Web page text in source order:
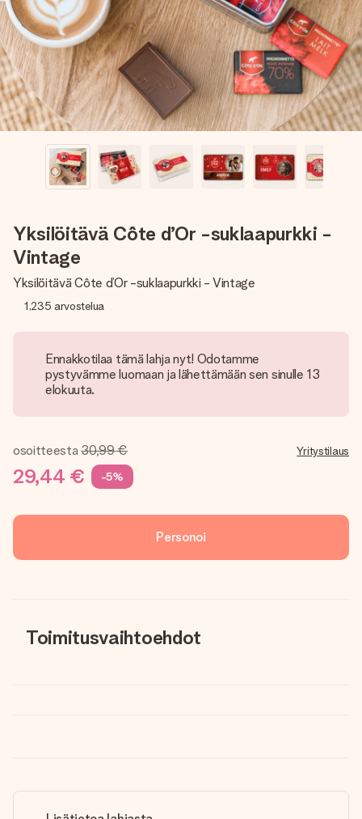
nopeammin kuin ehdit sanoa “yllätys!”
Yksilöitävä Côte d’Or -suklaapurkki -
Vintage
Yksilöitävä Côte d’Or -suklaapurkki - Vintage
1,235 arvostelua
Ennakkotilaa tämä lahja nyt! Odotamme
pystyvämme luomaan ja lähettämään sen sinulle 13
elokuuta.
osoitteesta 30,99 €
29,44 € -5%
Yritystilaus
Personoi
Toimitusvaihtoehdot